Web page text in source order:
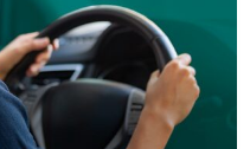
intenso sofrimento
refém antes de
Social –